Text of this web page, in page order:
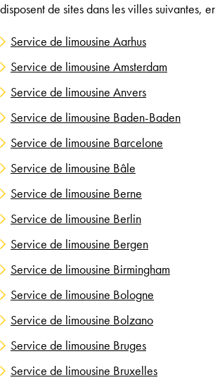
disposent de sites dans les villes suivantes,
Service de limousine Aarhus
Service de limousine Amsterdam
Service de limousine Anvers
Service de limousine Baden-Baden
Service de limousine Barcelone
Service de limousine Bâle
Service de limousine Berne
Service de limousine Berlin
Service de limousine Bergen
Service de limousine Birmingham
Service de limousine Bologne
Service de limousine Bolzano
Service de limousine Bruges
Service de limousine Bruxelles